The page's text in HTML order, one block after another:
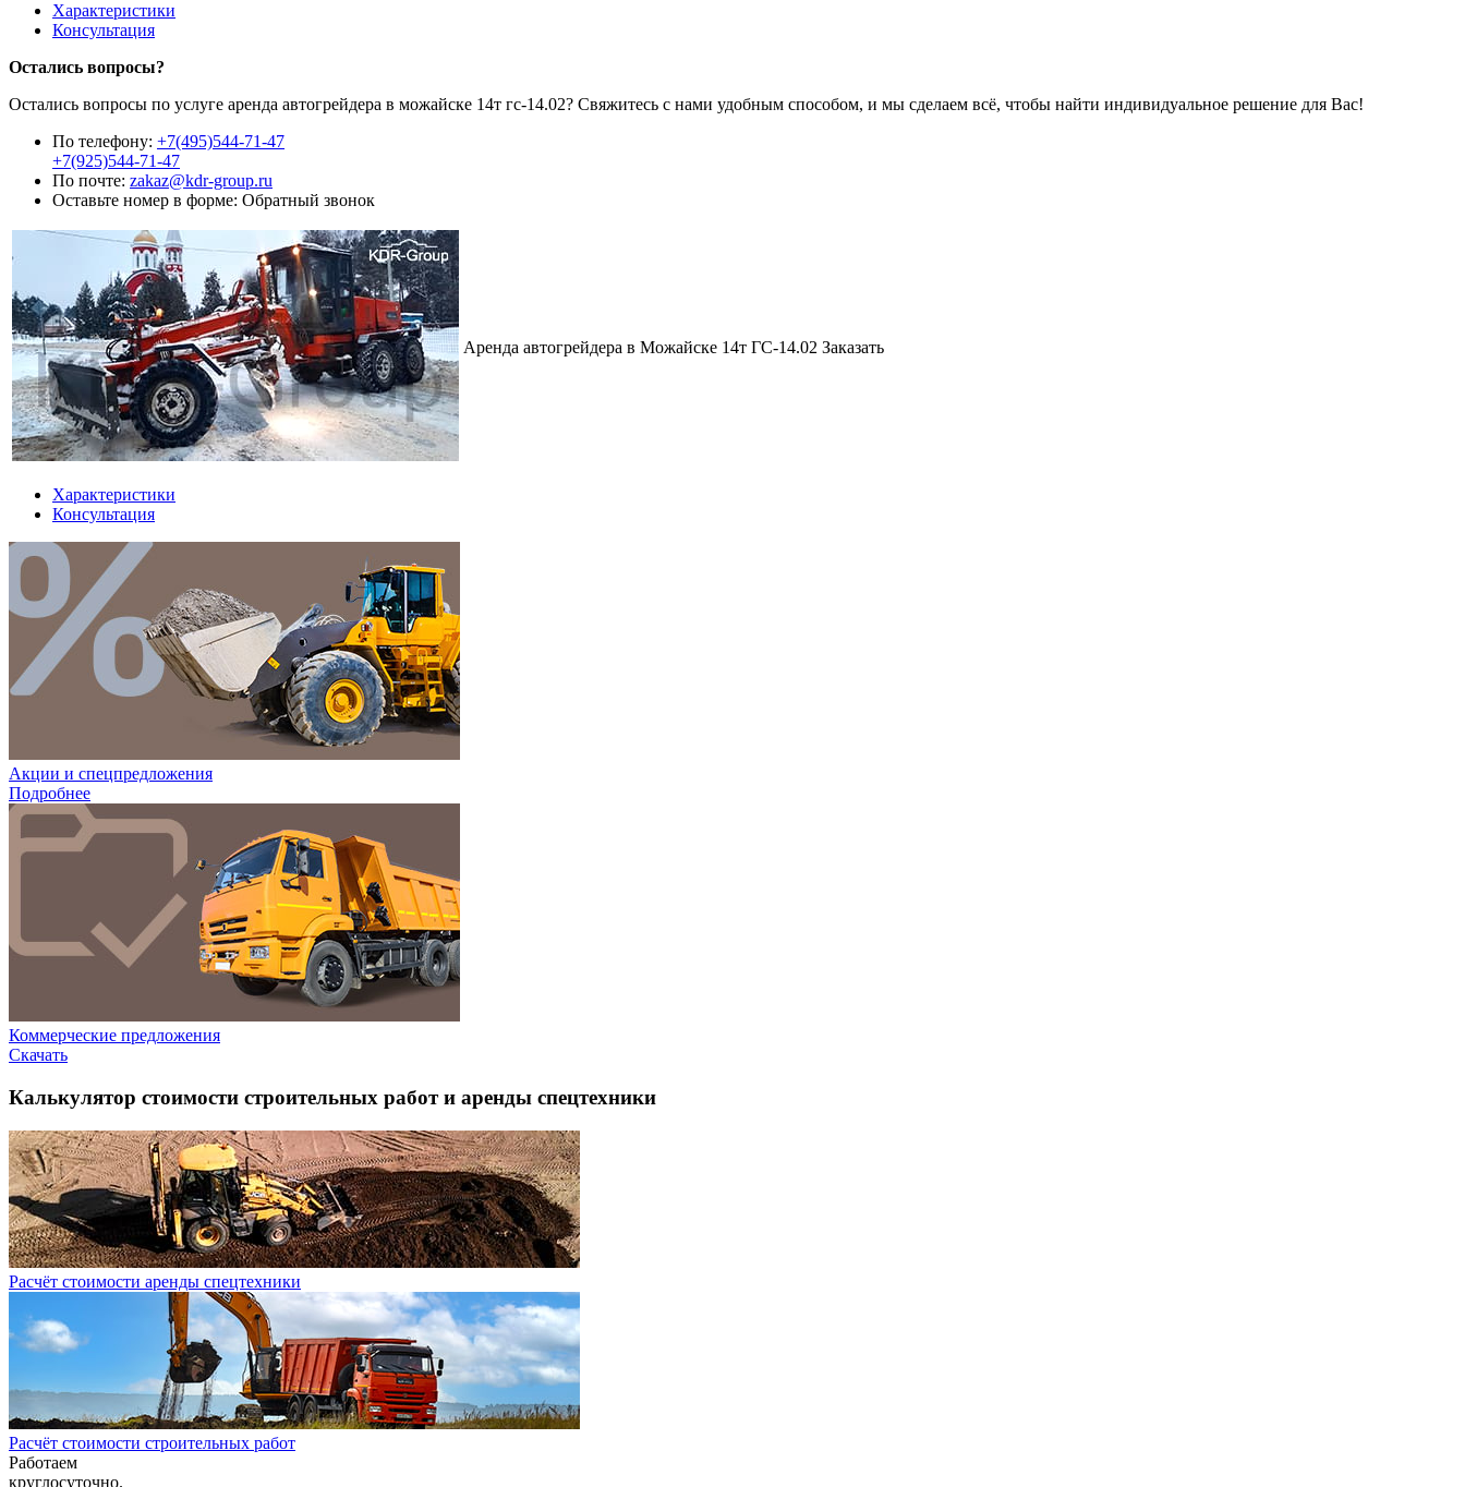
Характеристики
Консультация
Остались вопросы?
Остались вопросы по услуге аренда автогрейдера в можайске 14т гс-14.02? Свяжитесь с нами удобным способом, и мы сделаем всё, чтобы найти индивидуальное решение для Вас!
По телефону: +7(495)544-71-47
+7(925)544-71-47
По почте: zakaz@kdr-group.ru
Оставьте номер в форме: Обратный звонок
Аренда автогрейдера в Можайске 14т ГС-14.02 Заказать
Характеристики
Консультация
Акции и спецпредложения
Подробнее
Коммерческие предложения
Скачать
Калькулятор стоимости строительных работ и аренды спецтехники
Расчёт стоимости аренды спецтехники
Расчёт стоимости строительных работ
Работаем
круглосуточно.